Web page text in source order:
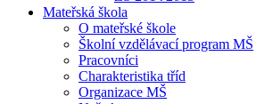
Mateřská škola
O mateřské škole
Školní vzdělávací program MŠ
Pracovníci
Charakteristika tříd
Organizace MŠ